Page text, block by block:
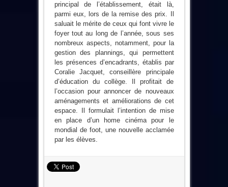
principal de l’établissement, était là,
parmi eux, lors de la remise des prix. Il
saluait le mérite de ceux qui font vivre le
foyer tout au long de l’année, sous ses
nombreux aspects, notamment, pour la
gestion des plannings, qui permettent
les présences d’encadrants, établis par
Coralie Jacquet, conseillère principale
d’éducation du collège. Il profitait de
l’occasion pour annoncer de nouveaux
aménagements et améliorations de cet
espace. Il formulait l’intention de mise
en place d’un home cinéma pour le
mondial de foot, une nouvelle acclamée
par les élèves.